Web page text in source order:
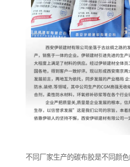
不同厂家生产的碳布胶是不同颜